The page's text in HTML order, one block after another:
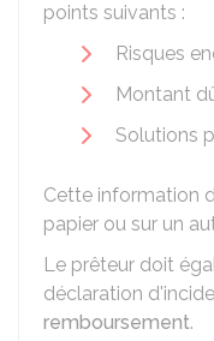
points suivants :
Risques
Montant
Solutions
Cette information
papier ou sur un
Le prêteur doit
déclaration
remboursement.